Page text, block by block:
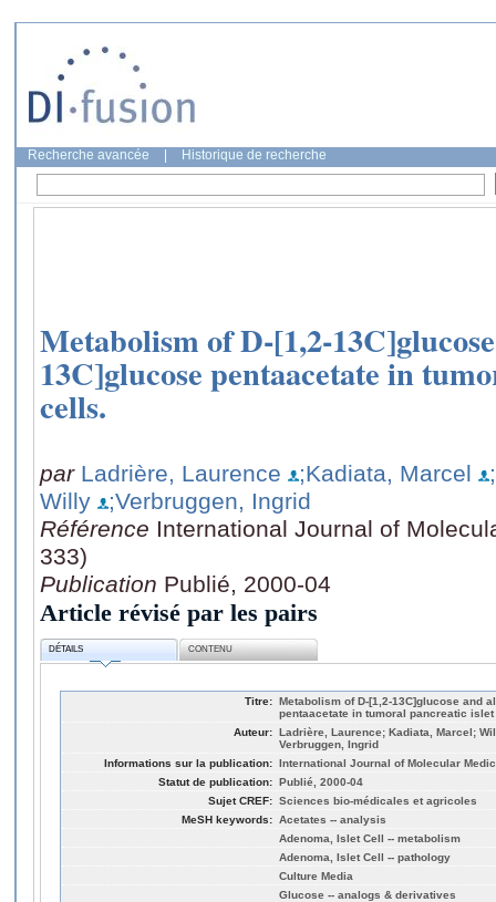
Recherche avancée Historique de recherche
Metabolism of D-[1,2-
13C]glucose pentaacetate in
cells.
par Ladrière, Laurence ;Kadiata, Marcel
Willy
;Verbruggen, Ingrid
Référence International Journal of
333)
Publication Publié, 2000-04
Article révisé par les pairs
DÉTAILS CONTENU
Titre: Metabolism of D-[1,2-13C]glucose and
pentaacetate in tumoral pancreatic
Auteur: Ladrière, Laurence; Kadiata, Marcel;
Verbruggen, Ingrid
Informations sur la publication: International Journal of Molecular
Statut de publication: Publié, 2000-04
Sujet CREF: Sciences bio-médicales et agricoles
MeSH keywords: Acetates -- analysis
Adenoma, Islet Cell -- metabolism
Adenoma, Islet Cell -- pathology
Culture Media
Glucose -- analogs & derivatives